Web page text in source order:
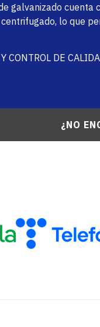
galvanizado
lo que
Y CONTROL DE
¿NO